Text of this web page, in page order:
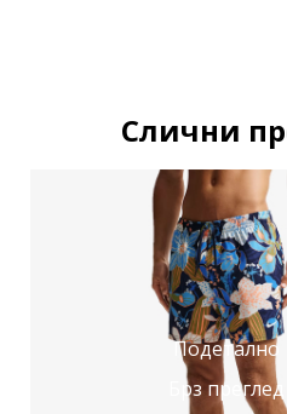
Слични
Подетално
Брз преглед